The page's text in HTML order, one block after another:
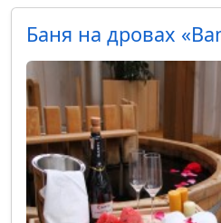
Баня на дровах